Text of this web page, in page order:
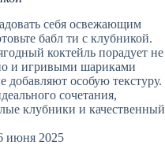
себя освежающим
бабл ти с клубникой.
коктейль порадует не
и игривыми шариками
добавляют особую текстуру.
сочетания,
клубники и качественный
июня 2025